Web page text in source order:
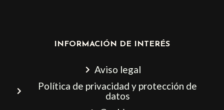
INFORMACIÓN DE INTERÉS
Aviso legal
Política de privacidad y protección de
datos